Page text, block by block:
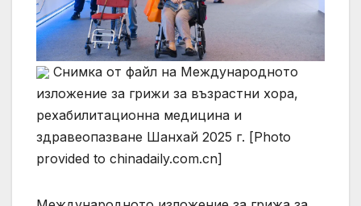
Снимка от файл на Международното
изложение за грижи за възрастни хора,
рехабилитационна медицина и
здравеопазване Шанхай 2025 г. [Photo
provided to chinadaily.com.cn]